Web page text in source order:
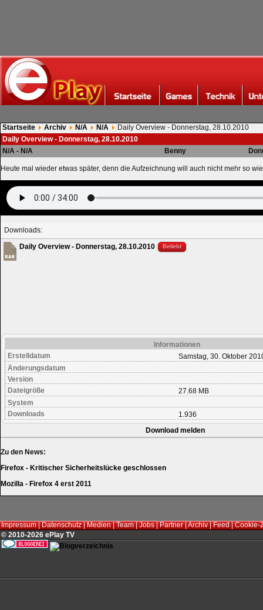
Startseite Archiv N/A N/A
Daily Overview - Donnerstag, 28.10.2010
Daily Overview - Donnerstag, 28.10.2010
N/A - N/A
Benny
Heute mal wieder etwas später, denn die Aufzeichnung will auch nicht mehr so
Downloads:
Daily Overview - Donnerstag, 28.10.2010
Beliebt
Informationen
Erstelldatum
Samstag, 30. Oktober
Änderungsdatum
Version
Dateigröße
27.68 MB
System
Downloads
1.936
Download melden
Zu den News:
Firefox - Kritischer Sicherheitslücke geschlossen
Mozilla - Firefox 4 erst 2011
Impressum|Datenschutz|Medien|Team|Jobs|Partner|Archiv|Feed|Cookie-
© 2010-2026 ePlay TV